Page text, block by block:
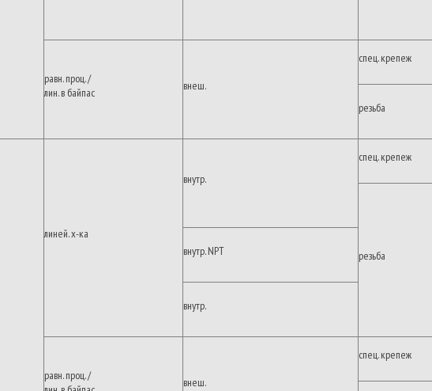
равн. проц. /
лин. в байпас
внеш.
спец. крепеж
резьба
линей. х-ка
внутр.
спец. крепеж
резьба
внутр. NPT
внутр.
равн. проц. /
внеш.
спец. крепеж